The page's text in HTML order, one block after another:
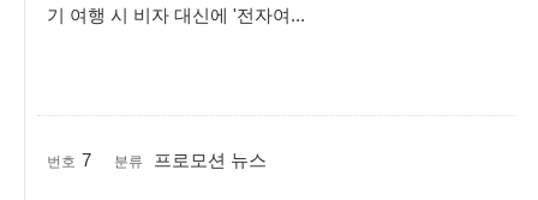
기 여행 시 비자 대신에 '전자여...
번호 7 분류 프로모션 뉴스